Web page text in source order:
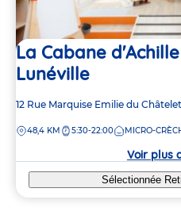
La Cabane
Lunéville
Adresse
la
12 Rue Marquise Emilie du Châtelet
DISTANCE
48,4 KM 5:30-22:00 MICRO-
Voir plus
Sélectionnée